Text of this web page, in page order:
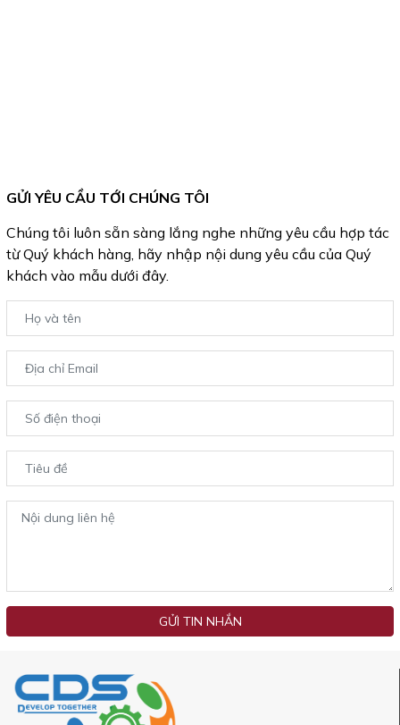
GỬI YÊU CẦU TỚI CHÚNG TÔI
Chúng tôi luôn sẵn sàng lắng nghe những yêu cầu hợp tác
từ Quý khách hàng, hãy nhập nội dung yêu cầu của Quý
khách vào mẫu dưới đây.
GỬI TIN NHẮN